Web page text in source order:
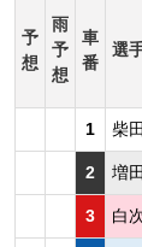
予
想
雨
予
想
車
番
選
1 柴
2 増
3 白